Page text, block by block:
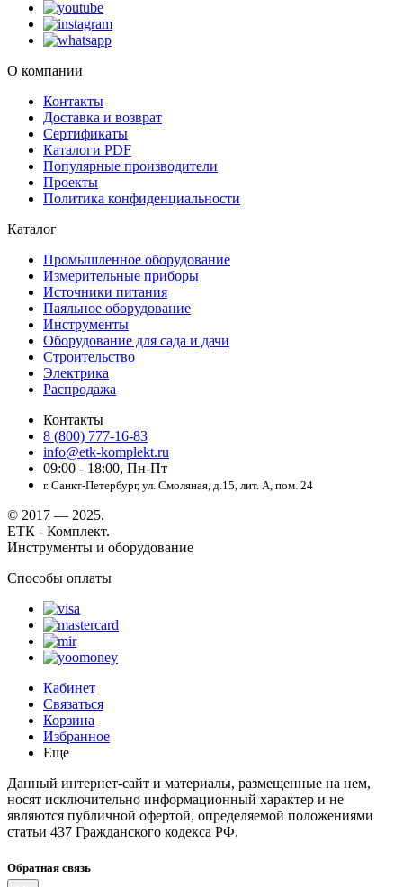
О компании
Контакты
Доставка и возврат
Сертификаты
Каталоги PDF
Популярные производители
Проекты
Политика конфиденциальности
Каталог
Промышленное оборудование
Измерительные приборы
Источники питания
Паяльное оборудование
Инструменты
Оборудование для сада и дачи
Строительство
Электрика
Распродажа
Контакты
8 (800) 777-16-83
info@etk-komplekt.ru
09:00 - 18:00, Пн-Пт
г. Санкт-Петербург, ул. Смоляная, д.15, лит. А, пом. 24
© 2017 — 2025.
ЕТК - Комплект.
Инструменты и оборудование
Способы оплаты
Кабинет
Связаться
Корзина
Избранное
Еще
Данный интернет-сайт и материалы, размещенные на нем,
носят исключительно информационный характер и не
являются публичной офертой, определяемой положениями
статьи 437 Гражданского кодекса РФ.
Обратная связь